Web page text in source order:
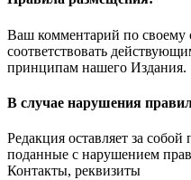
Ваш комментарий по
соответствовать
принципам нашего Издания.
В случае нарушения
Редакция оставляет за
поданные с нарушением
Контакты, реквизиты